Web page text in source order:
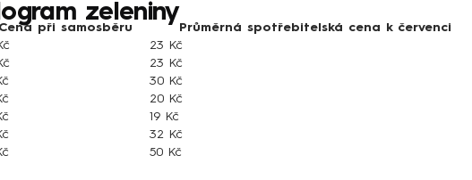
zeleniny
Cena při samosběru
Průměrná spotřebitelská cena k červenci
23 Kč
23 Kč
30 Kč
20 Kč
19 Kč
32 Kč
50 Kč